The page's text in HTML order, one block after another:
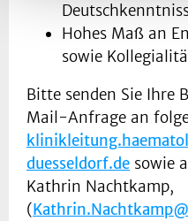
Hohes Maß an
sowie
Bitte senden Sie Ihre
Mail-Anfrage an
duesseldorf.de sowie
Kathrin Nachtkamp,
(